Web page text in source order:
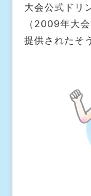
大会公式ドリ
（2009年大会
提供されたそ